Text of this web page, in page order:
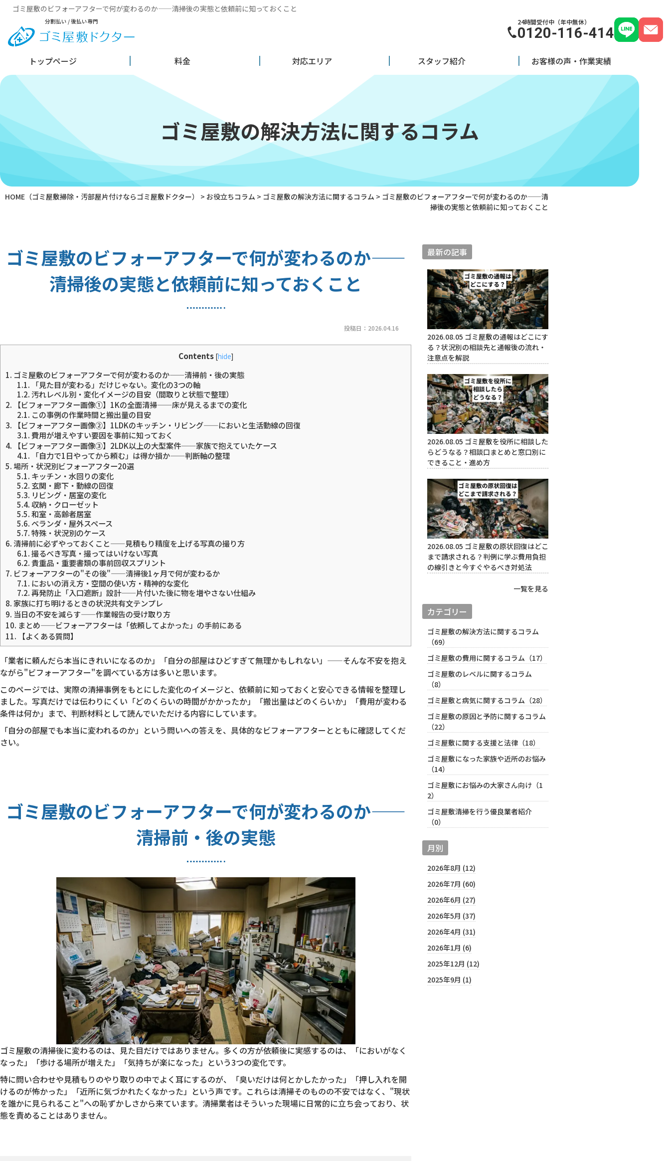
ゴミ屋敷のビフォーアフターで何が変わるのか——清掃後の実態と依頼前に知っておくこと
分割払い / 後払い専門 24時間受付中（年中無休）
0120-116-414
トップページ 料金 対応エリア スタッフ紹介 お客様の声・作業実績
ゴミ屋敷の解決方法に関するコラム
HOME （ゴミ屋敷掃除・汚部屋片付けならゴミ屋敷ドクター） > お役立ちコラム > ゴミ屋敷の解決方法に関するコラム > ゴミ屋敷のビフォーアフターで何が変わるのか——清
掃後の実態と依頼前に知っておくこと
ゴミ屋敷のビフォーアフターで何が変わるのか——
清掃後の実態と依頼前に知っておくこと
投稿日： 2026.04.16
Contents [hide]
1. ゴミ屋敷のビフォーアフターで何が変わるのか——清掃前・後の実態
1.1. 「見た目が変わる」だけじゃない。変化の3つの軸
1.2.汚れレベル別・変化イメージの目安（間取りと状態で整理）
2. 【ビフォーアフター画像①】1Kの全面清掃——床が見えるまでの変化
2.1. この事例の作業時間と搬出量の目安
3. 【ビフォーアフター画像②】1LDKのキッチン・リビング——においと生活動線の回復
3.1.費用が増えやすい要因を事前に知っておく
4. 【ビフォーアフター画像③】2LDK以上の大型案件——家族で抱えていたケース
4.1. 「自力で1日やってから頼む」は得か損か——判断軸の整理
5.場所・状況別ビフォーアフター20選
5.1. キッチン・水回りの変化
5.2. 玄関・廊下・動線の回復
5.3. リビング・居室の変化
5.4.収納・クローゼット
5.5.和室・高齢者居室
5.6. ベランダ・屋外スペース
5.7.特殊・状況別のケース
6.清掃前に必ずやっておくこと——見積もり精度を上げる写真の撮り方
6.1.撮るべき写真・撮ってはいけない写真
6.2.貴重品・重要書類の事前回収スプリント
7. ビフォーアフターの"その後"——清掃後1ヶ月で何が変わるか
7.1. においの消え方・空間の使い方・精神的な変化
7.2.再発防止「入口遮断」設計——片付いた後に物を増やさない仕組み
8. 家族に打ち明けるときの状況共有文テンプレ
9. 当日の不安を減らす——作業報告の受け取り方
10. まとめ——ビフォーアフターは「依頼してよかった」の手前にある
11. 【よくある質問】
「業者に頼んだら本当にきれいになるのか」「自分の部屋はひどすぎて無理かもしれない」——そんな不安を抱え
ながら"ビフォーアフター"を調べている方は多いと思います。
このページでは、実際の清掃事例をもとにした変化のイメージと、依頼前に知っておくと安心できる情報を整理し
ました。写真だけでは伝わりにくい「どのくらいの時間がかかったか」「搬出量はどのくらいか」「費用が変わる
条件は何か」まで、判断材料として読んでいただける内容にしています。
「自分の部屋でも本当に変われるのか」という問いへの答えを、具体的なビフォーアフターとともに確認してくだ
さい。
ゴミ屋敷のビフォーアフターで何が変わるのか——
清掃前・後の実態
ゴミ屋敷の清掃後に変わるのは、見た目だけではありません。多くの方が依頼後に実感するのは、「においがなく
なった」「歩ける場所が増えた」「気持ちが楽になった」という3つの変化です。
特に問い合わせや見積もりのやり取りの中でよく耳にするのが、「臭いだけは何とかしたかった」「押し入れを開
けるのが怖かった」「近所に気づかれたくなかった」という声です。これらは清掃そのものの不安ではなく、"現状
を誰かに見られること"への恥ずかしさから来ています。清掃業者はそういった現場に日常的に立ち会っており、状
態を責めることはありません。
最新の記事
2026.08.05 ゴミ屋敷の通報はどこにす
る？状況別の相談先と通報後の流れ・
注意点を解説
2026.08.05 ゴミ屋敷を役所に相談した
らどうなる？相談口まとめと窓口別に
できること・進め方
2026.08.05 ゴミ屋敷の原状回復はどこ
まで請求される？判例に学ぶ費用負担
の線引きと今すぐやるべき対処法
一覧を見る
カテゴリー
ゴミ屋敷の解決方法に関するコラム
（69）
ゴミ屋敷の費用に関するコラム（17）
ゴミ屋敷のレベルに関するコラム
（8）
ゴミ屋敷と病気に関するコラム（28）
ゴミ屋敷の原因と予防に関するコラム
（22）
ゴミ屋敷に関する支援と法律（18）
ゴミ屋敷になった家族や近所のお悩み
（14）
ゴミ屋敷にお悩みの大家さん向け（1
2）
ゴミ屋敷清掃を行う優良業者紹介
（0）
月別
2026年8月 (12)
2026年7月 (60)
2026年6月 (27)
2026年5月 (37)
2026年4月 (31)
2026年1月 (6)
2025年12月 (12)
2025年9月 (1)